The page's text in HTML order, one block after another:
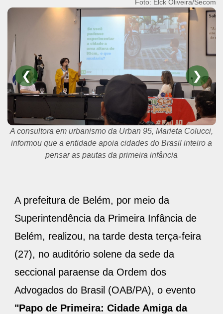
Foto: Elck Oliveira/Secom
❮ ❯
A consultora em urbanismo da Urban 95, Marieta Colucci,
informou que a entidade apoia cidades do Brasil inteiro a
pensar as pautas da primeira infância
A prefeitura de Belém, por meio da
Superintendência da Primeira Infância de
Belém, realizou, na tarde desta terça-feira
(27), no auditório solene da sede da
seccional paraense da Ordem dos
Advogados do Brasil (OAB/PA), o evento
"Papo de Primeira: Cidade Amiga da